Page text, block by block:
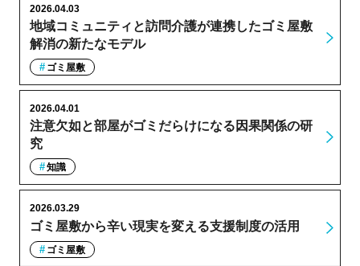
地域コミュニティと訪問介護が連携したゴミ屋敷
解消の新たなモデル
2026.04.03
ゴミ屋敷
注意欠如と部屋がゴミだらけになる因果関係の研
究
2026.04.01
知識
ゴミ屋敷から辛い現実を変える支援制度の活用
2026.03.29
ゴミ屋敷